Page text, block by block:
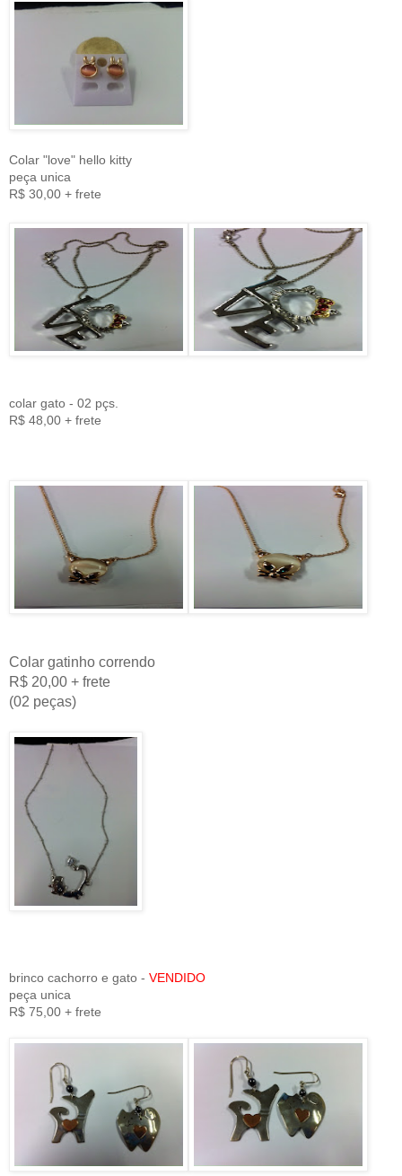
Colar "love" hello kitty
peça unica
R$ 30,00 + frete
colar gato - 02 pçs.
R$ 48,00 + frete
Colar gatinho correndo
R$ 20,00 + frete
(02 peças)
brinco cachorro e gato - VENDIDO
peça unica
R$ 75,00 + frete